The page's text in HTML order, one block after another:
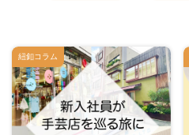
紐釦コラム